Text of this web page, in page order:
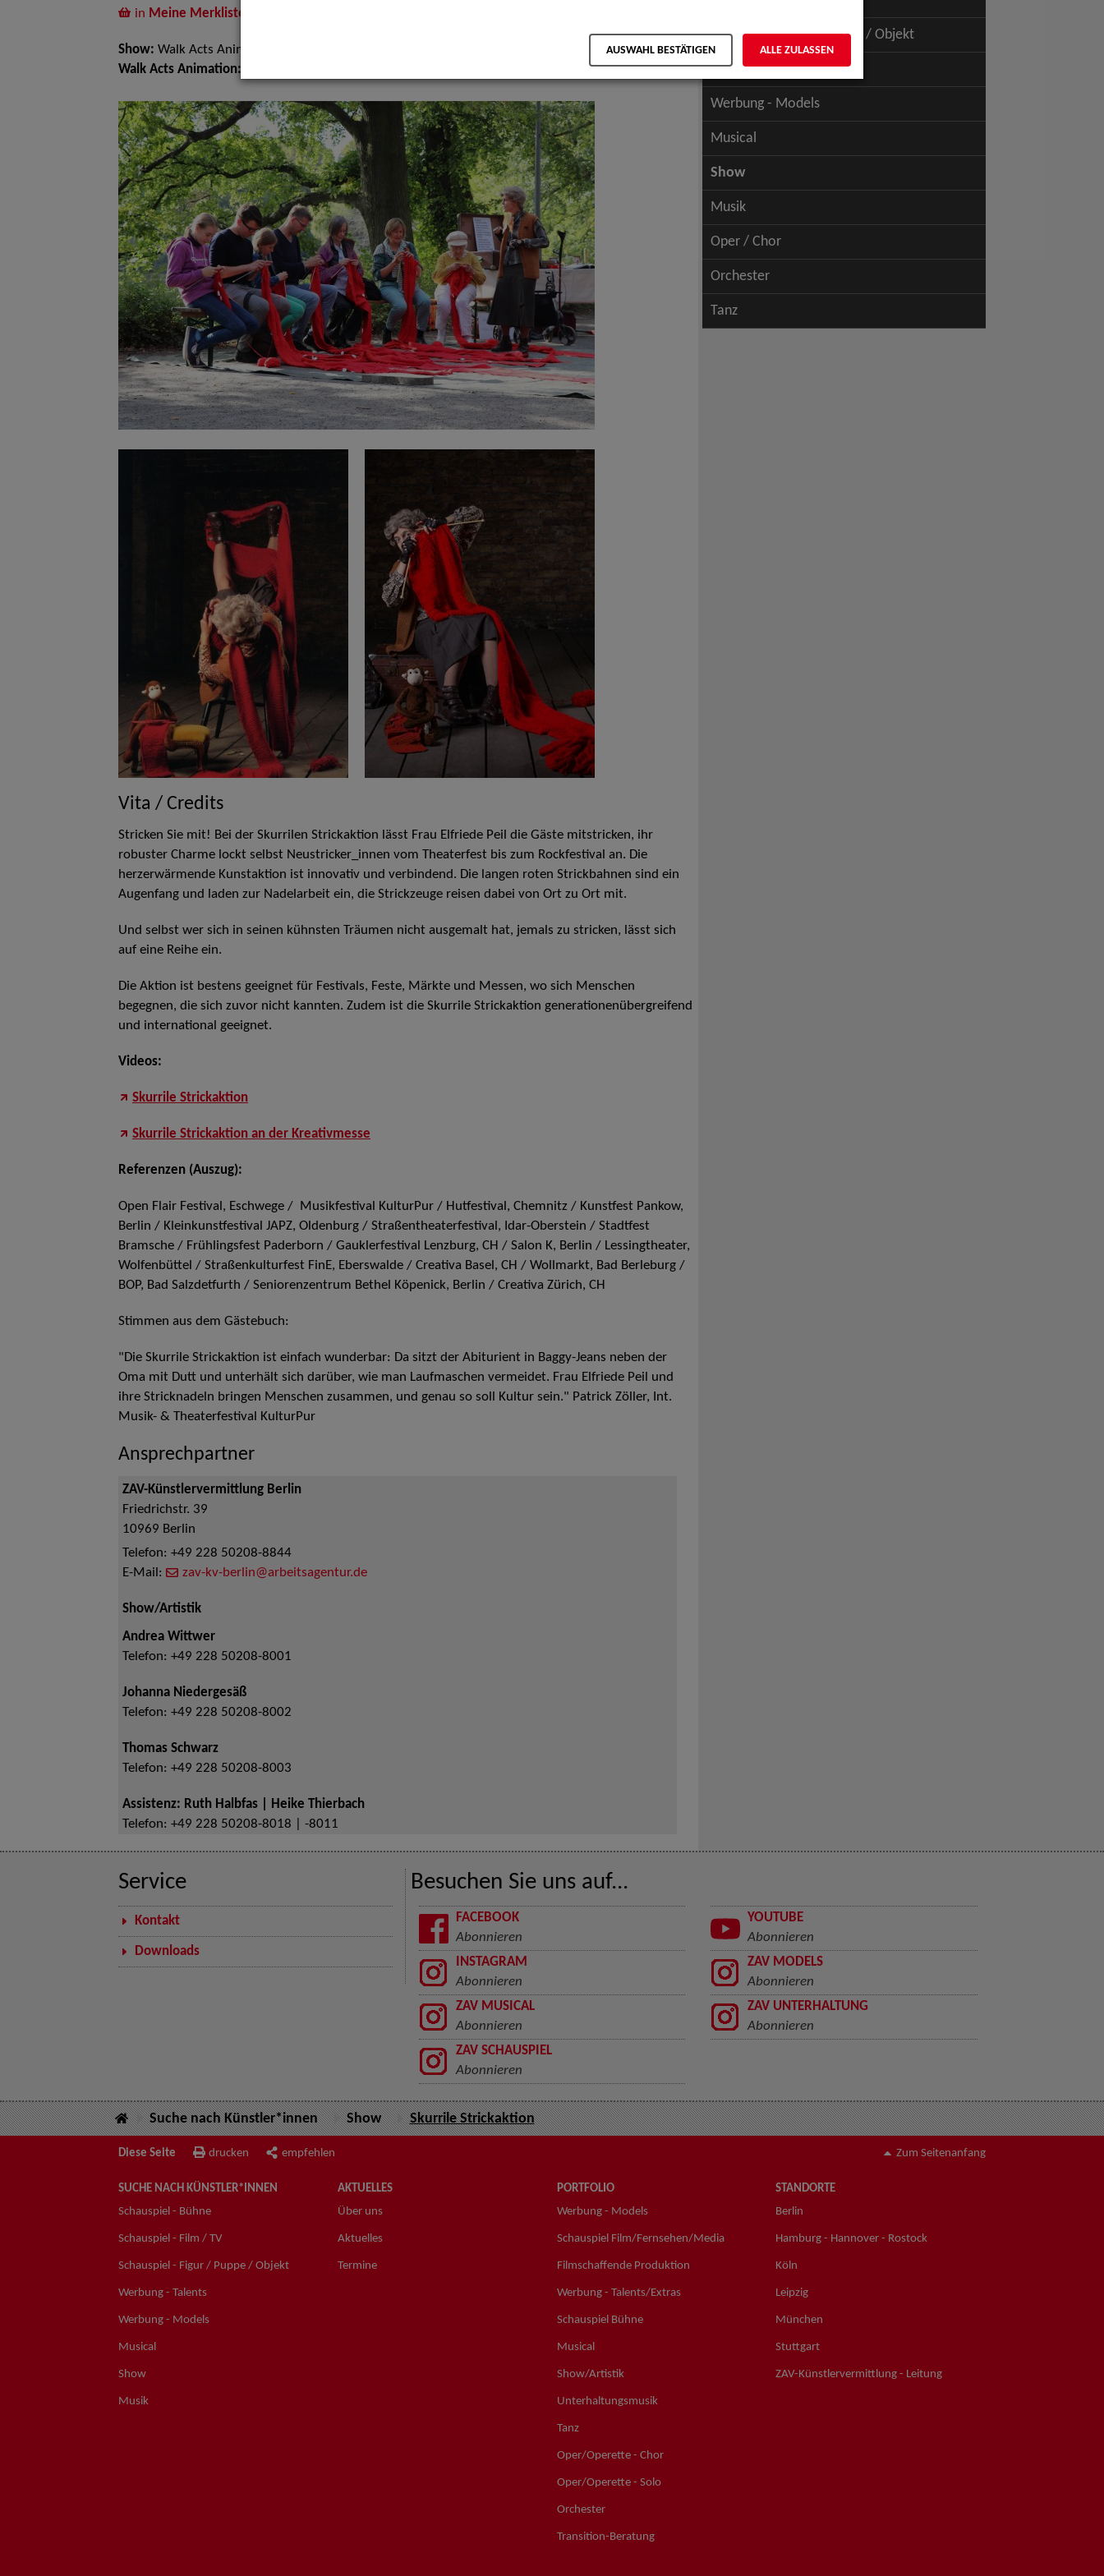
in Meine Merkliste
Show: Walk Acts Animation
Walk Acts Animation:
Vita / Credits
Stricken Sie mit! Bei der Skurrilen Strickaktion lässt Frau Elfriede Peil die Gäste mitstricken, ihr
robuster Charme lockt selbst Neustricker_innen vom Theaterfest bis zum Rockfestival an. Die
herzerwärmende Kunstaktion ist innovativ und verbindend. Die langen roten Strickbahnen sind ein
Augenfang und laden zur Nadelarbeit ein, die Strickzeuge reisen dabei von Ort zu Ort mit.
Und selbst wer sich in seinen kühnsten Träumen nicht ausgemalt hat, jemals zu stricken, lässt sich
auf eine Reihe ein.
Die Aktion ist bestens geeignet für Festivals, Feste, Märkte und Messen, wo sich Menschen
begegnen, die sich zuvor nicht kannten. Zudem ist die Skurrile Strickaktion generationenübergreifend
und international geeignet.
Videos:
Skurrile Strickaktion
Skurrile Strickaktion an der Kreativmesse
Referenzen (Auszug):
Open Flair Festival, Eschwege / Musikfestival KulturPur / Hutfestival, Chemnitz / Kunstfest Pankow,
Berlin / Kleinkunstfestival JAPZ, Oldenburg / Straßentheaterfestival, Idar-Oberstein / Stadtfest
Bramsche / Frühlingsfest Paderborn / Gauklerfestival Lenzburg, CH / Salon K, Berlin / Lessingtheater,
Wolfenbüttel / Straßenkulturfest FinE, Eberswalde / Creativa Basel, CH / Wollmarkt, Bad Berleburg /
BOP, Bad Salzdetfurth / Seniorenzentrum Bethel Köpenick, Berlin / Creativa Zürich, CH
Stimmen aus dem Gästebuch:
"Die Skurrile Strickaktion ist einfach wunderbar: Da sitzt der Abiturient in Baggy-Jeans neben der
Oma mit Dutt und unterhält sich darüber, wie man Laufmaschen vermeidet. Frau Elfriede Peil und
ihre Stricknadeln bringen Menschen zusammen, und genau so soll Kultur sein." Patrick Zöller, Int.
Musik- & Theaterfestival KulturPur
Ansprechpartner
ZAV-Künstlervermittlung Berlin
Friedrichstr. 39
10969 Berlin
Telefon: +49 228 50208-8844
E-Mail:
zav-kv-berlin@arbeitsagentur.de
Show/Artistik
Andrea Wittwer
Telefon: +49 228 50208-8001
Johanna Niedergesäß
Telefon: +49 228 50208-8002
Thomas Schwarz
Telefon: +49 228 50208-8003
Assistenz: Ruth Halbfas | Heike Thierbach
Telefon: +49 228 50208-8018 | -8011
Schauspiel - Figur / Puppe / Objekt
Werbung - Talents
Werbung - Models
Musical
Show
Musik
Oper / Chor
Orchester
Tanz
Service
Kontakt
Downloads
Besuchen Sie uns auf...
FACEBOOK
Abonnieren
YOUTUBE
Abonnieren
INSTAGRAM
Abonnieren
ZAV MODELS
Abonnieren
ZAV MUSICAL
Abonnieren
ZAV UNTERHALTUNG
Abonnieren
ZAV SCHAUSPIEL
Abonnieren
Suche nach Künstler*innen Show Skurrile Strickaktion
Diese Seite drucken empfehlen Zum Seitenanfang
SUCHE NACH KÜNSTLER*INNEN
Schauspiel - Bühne
Schauspiel - Film / TV
Schauspiel - Figur / Puppe / Objekt
Werbung - Talents
Werbung - Models
Musical
Show
Musik
AKTUELLES
Über uns
Aktuelles
Termine
PORTFOLIO
Werbung - Models
Schauspiel Film/Fernsehen/Media
Filmschaffende Produktion
Werbung - Talents/Extras
Schauspiel Bühne
Musical
Show/Artistik
Unterhaltungsmusik
Tanz
Oper/Operette - Chor
Oper/Operette - Solo
Orchester
Transition-Beratung
STANDORTE
Berlin
Hamburg - Hannover - Rostock
Köln
Leipzig
München
Stuttgart
ZAV-Künstlervermittlung - Leitung
AUSWAHL BESTÄTIGEN ALLE ZULASSEN